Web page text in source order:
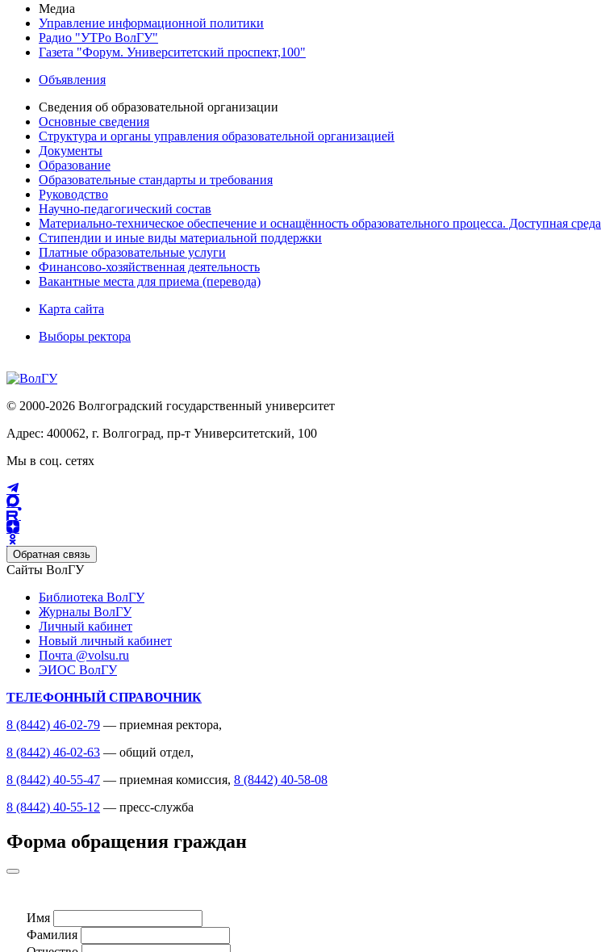
Медиа
Управление информационной политики
Радио "УТРо ВолГУ"
Газета "Форум. Университетский проспект,100"
Объявления
Сведения об образовательной организации
Основные сведения
Структура и органы управления образовательной организацией
Документы
Образование
Образовательные стандарты и требования
Руководство
Научно-педагогический состав
Материально-техническое обеспечение и оснащённость образовательного процесса. Доступная среда
Стипендии и иные виды материальной поддержки
Платные образовательные услуги
Финансово-хозяйственная деятельность
Вакантные места для приема (перевода)
Карта сайта
Выборы ректора
© 2000-2026 Волгоградский государственный университет
Адрес: 400062, г. Волгоград, пр-т Университетский, 100
Мы в соц. сетях
Обратная связь
Сайты ВолГУ
Библиотека ВолГУ
Журналы ВолГУ
Личный кабинет
Новый личный кабинет
Почта @volsu.ru
ЭИОС ВолГУ
ТЕЛЕФОННЫЙ СПРАВОЧНИК
8 (8442) 46-02-79 — приемная ректора,
8 (8442) 46-02-63 — общий отдел,
8 (8442) 40-55-47 — приемная комиссия, 8 (8442) 40-58-08
8 (8442) 40-55-12 — пресс-служба
Форма обращения граждан
Имя
Фамилия